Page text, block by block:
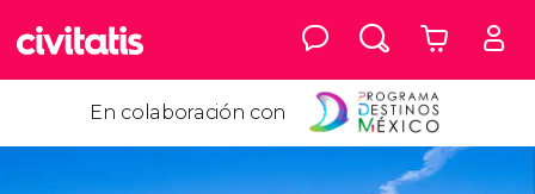
En colaboración con